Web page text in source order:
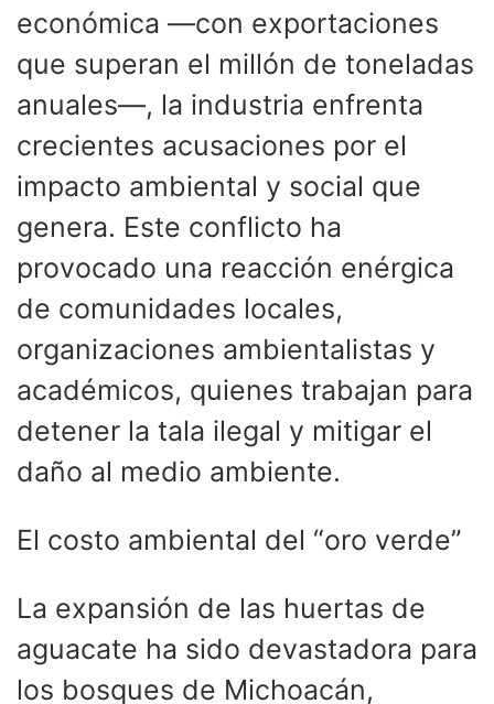
económica —con exportaciones
que superan el millón de toneladas
anuales—, la industria enfrenta
crecientes acusaciones por el
impacto ambiental y social que
genera. Este conflicto ha
provocado una reacción enérgica
de comunidades locales,
organizaciones ambientalistas y
académicos, quienes trabajan para
detener la tala ilegal y mitigar el
daño al medio ambiente.
El costo ambiental del “oro verde”
La expansión de las huertas de
aguacate ha sido devastadora para
los bosques de Michoacán,